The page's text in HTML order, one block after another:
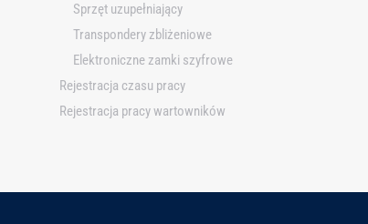
Sprzęt uzupełniający
Transpondery zbliżeniowe
Elektroniczne zamki szyfrowe
Rejestracja czasu pracy
Rejestracja pracy wartowników